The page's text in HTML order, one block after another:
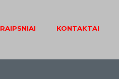
KONTAKTAI